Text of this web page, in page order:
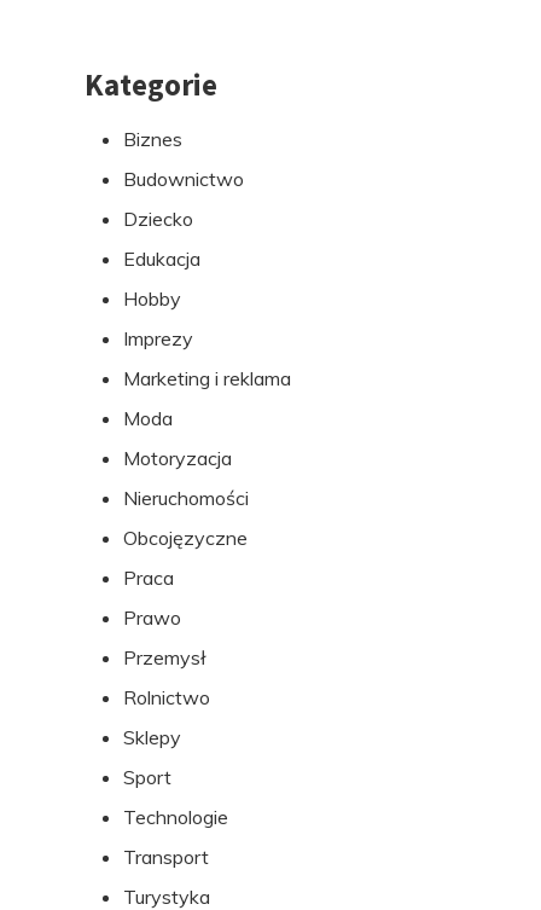
PrzejdźKategorie
Biznes
Budownictwo
Dziecko
Edukacja
Hobby
Imprezy
Marketing i reklama
Moda
Motoryzacja
Nieruchomości
Obcojęzyczne
Praca
Prawo
Przemysł
Rolnictwo
Sklepy
Sport
Technologie
Transport
Turystyka